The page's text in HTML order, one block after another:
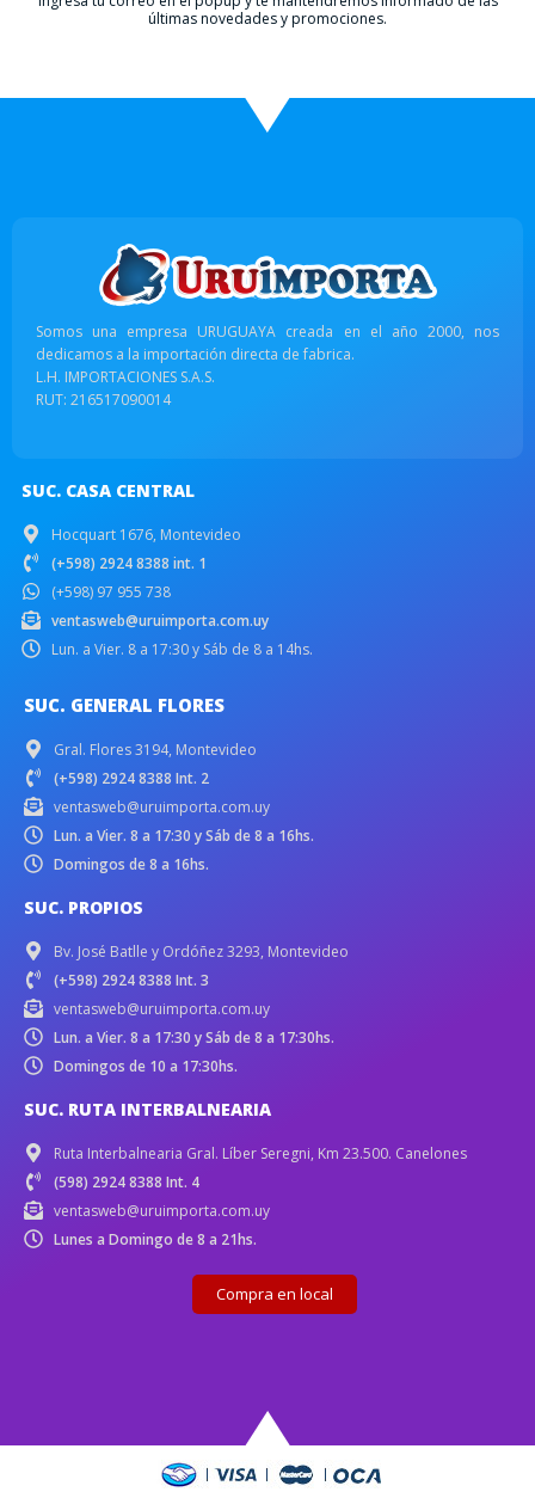
últimas novedades y promociones.
Somos una empresa URUGUAYA creada en el año 2000, nos
dedicamos a la importación directa de fabrica.
L.H. IMPORTACIONES S.A.S.
RUT: 216517090014
SUC. CASA CENTRAL
Hocquart 1676, Montevideo
(+598) 2924 8388 int. 1
(+598) 97 955 738
ventasweb@uruimporta.com.uy
Lun. a Vier. 8 a 17:30 y Sáb de 8 a 14hs.
SUC. GENERAL FLORES
Gral. Flores 3194, Montevideo
(+598) 2924 8388 Int. 2
ventasweb@uruimporta.com.uy
Lun. a Vier. 8 a 17:30 y Sáb de 8 a 16hs.
Domingos de 8 a 16hs.
SUC. PROPIOS
Bv. José Batlle y Ordóñez 3293, Montevideo
(+598) 2924 8388 Int. 3
ventasweb@uruimporta.com.uy
Lun. a Vier. 8 a 17:30 y Sáb de 8 a 17:30hs.
Domingos de 10 a 17:30hs.
SUC. RUTA INTERBALNEARIA
Ruta Interbalnearia Gral. Líber Seregni, Km 23.500. Canelones
(598) 2924 8388 Int. 4
ventasweb@uruimporta.com.uy
Lunes a Domingo de 8 a 21hs.
Compra en local